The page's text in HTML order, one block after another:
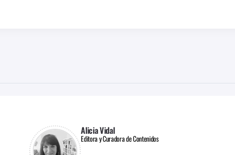
Alicia Vidal
Editora y Curadora de Contenidos